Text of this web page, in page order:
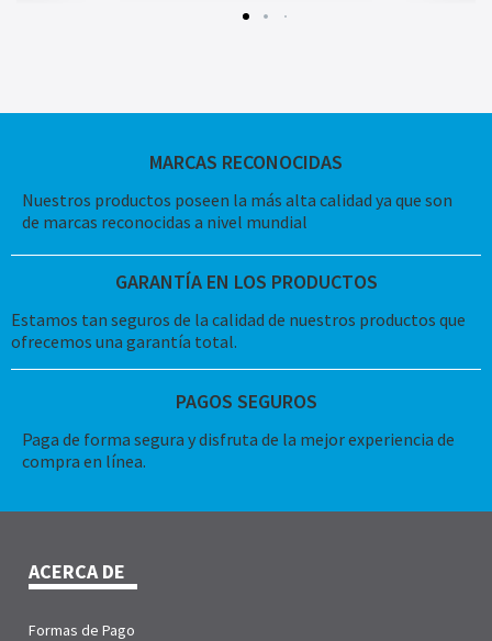
MARCAS RECONOCIDAS
Nuestros productos poseen la más alta calidad ya que son
de marcas reconocidas a nivel mundial
GARANTÍA EN LOS PRODUCTOS
Estamos tan seguros de la calidad de nuestros productos que
ofrecemos una garantía total.
PAGOS SEGUROS
Paga de forma segura y disfruta de la mejor experiencia de
compra en línea.
ACERCA DE
Formas de Pago